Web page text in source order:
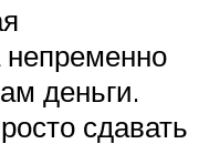
деньги.
сдавать